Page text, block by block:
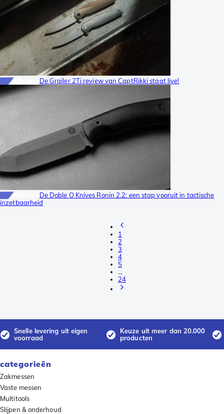
Nieuws De Grailer 2Ti review van CaptRikki staat live!
Nieuws De Doble O Knives Ronin 2.2: een stap vooruit in tactische
inzetbaarheid
1
2
3
4
5
…
24
Snelle levering uit eigen
voorraad
Keuze uit meer dan 20.000
producten
categorieën
Zakmessen
Vaste messen
Multitools
Slijpen & onderhoud